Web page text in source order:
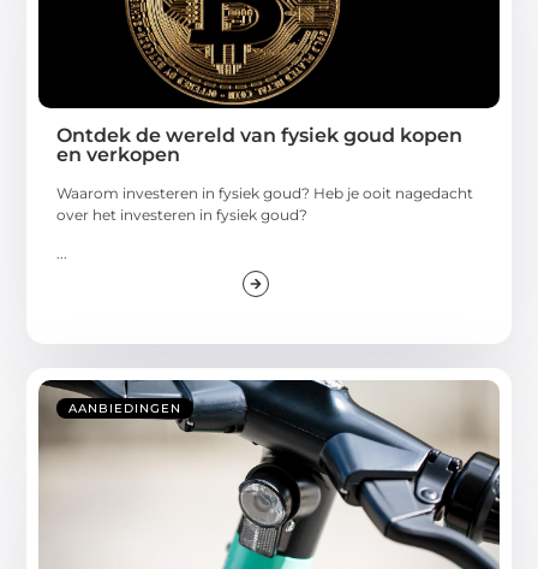
Ontdek de wereld van fysiek goud kopen
en verkopen
Waarom investeren in fysiek goud? Heb je ooit nagedacht
over het investeren in fysiek goud?
...
AANBIEDINGEN